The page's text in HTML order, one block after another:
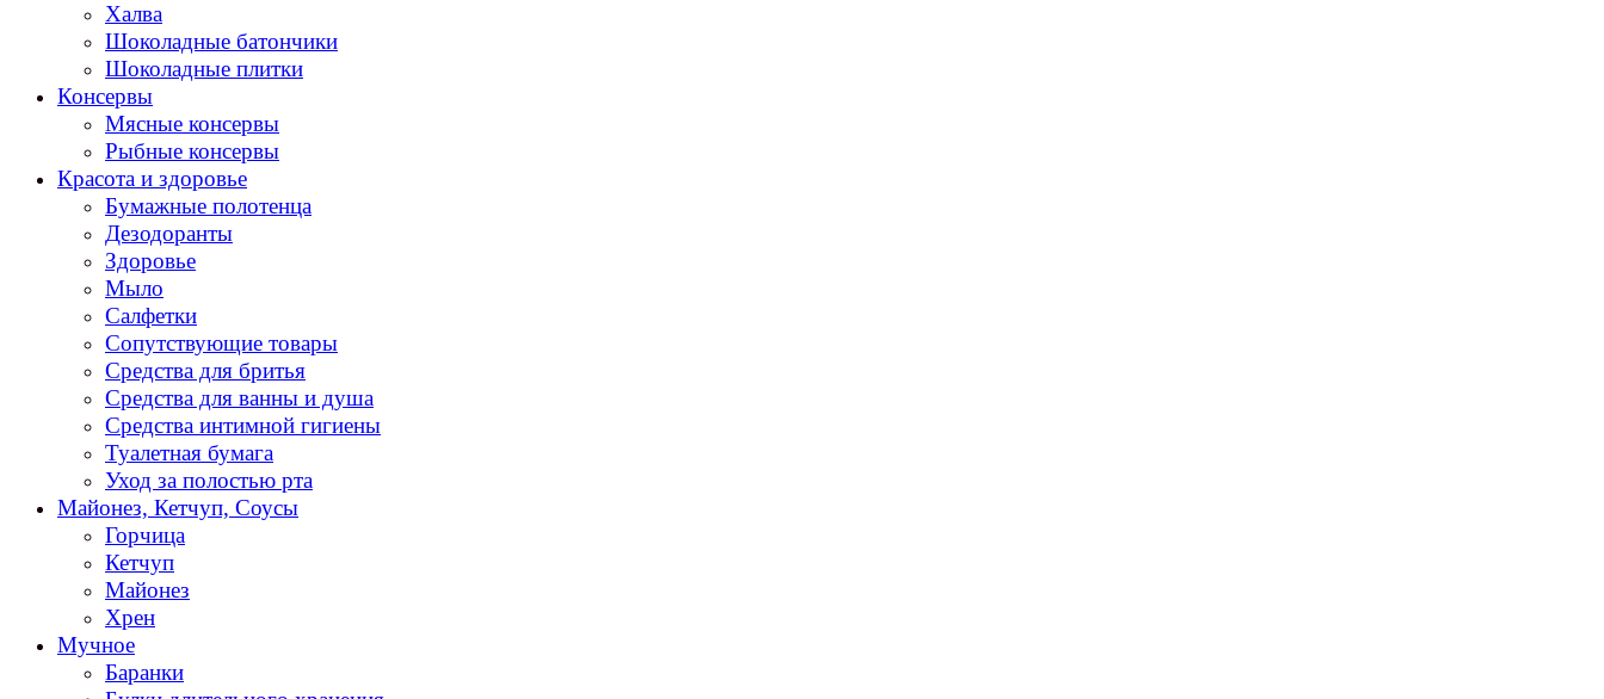
Халва
Шоколадные батончики
Шоколадные плитки
Консервы
Мясные консервы
Рыбные консервы
Красота и здоровье
Бумажные полотенца
Дезодоранты
Здоровье
Мыло
Салфетки
Сопутствующие товары
Средства для бритья
Средства для ванны и душа
Средства интимной гигиены
Туалетная бумага
Уход за полостью рта
Майонез, Кетчуп, Соусы
Горчица
Кетчуп
Майонез
Хрен
Мучное
Баранки